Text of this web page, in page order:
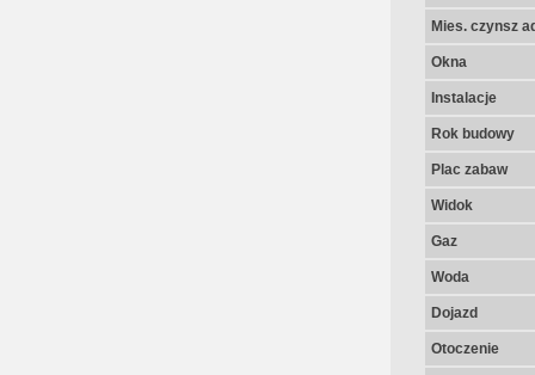
Mies. czynsz
Okna
Instalacje
Rok budowy
Plac zabaw
Widok
Gaz
Woda
Dojazd
Otoczenie